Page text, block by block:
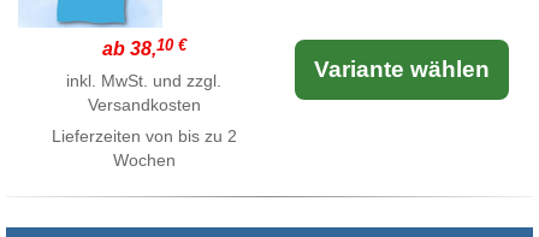
ab 38,10 €
inkl. MwSt. und zzgl.
Versandkosten
Lieferzeiten von bis zu 2
Wochen
Variante wählen